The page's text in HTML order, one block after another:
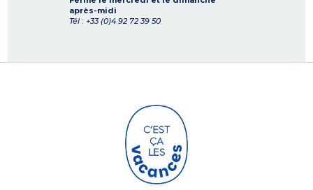
après-midi
Tél : +33 (0)4 92 72 39 50